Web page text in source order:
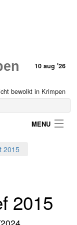
10 aug '26
bewolkt in Krimpen
MENU
2015
2015